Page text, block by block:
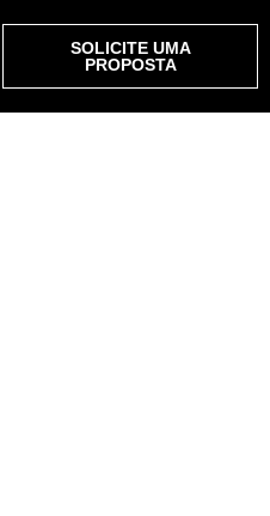
SOLICITE UMA
PROPOSTA